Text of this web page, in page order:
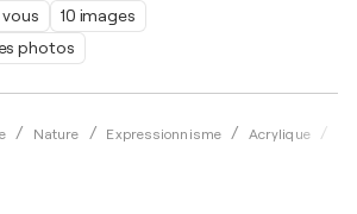
10 images
photos
Nature Expressionnisme Acrylique